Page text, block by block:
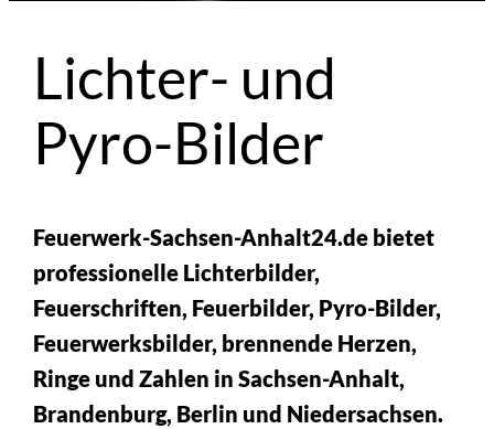
Lichter- und
Pyro-Bilder
Feuerwerk-Sachsen-Anhalt24.de bietet
professionelle Lichterbilder,
Feuerschriften, Feuerbilder, Pyro-Bilder,
Feuerwerksbilder, brennende Herzen,
Ringe und Zahlen in Sachsen-Anhalt,
Brandenburg, Berlin und Niedersachsen.